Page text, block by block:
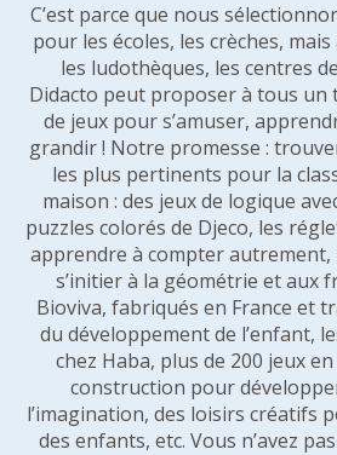
C’est parce que nous
pour les écoles, les crèches,
les ludothèques, les centres
Didacto peut proposer à tous un
de jeux pour s’amuser,
grandir ! Notre promesse :
les plus pertinents pour la
maison : des jeux de logique
puzzles colorés de Djeco, les
apprendre à compter
s’initier à la géométrie et aux
Bioviva, fabriqués en France et
du développement de l’enfant,
chez Haba, plus de 200 jeux
construction pour
l’imagination, des loisirs créatifs
des enfants, etc. Vous n’avez